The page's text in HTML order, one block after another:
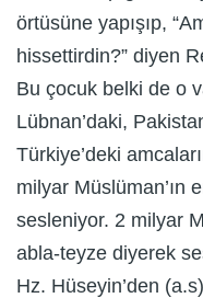
örtüsüne yapışıp,
hissettirdin?” diyen
Bu çocuk belki de o
Lübnan’daki,
Türkiye’deki
milyar Müslüman’ın
sesleniyor. 2 milyar
abla-teyze diyerek
Hz. Hüseyin’den